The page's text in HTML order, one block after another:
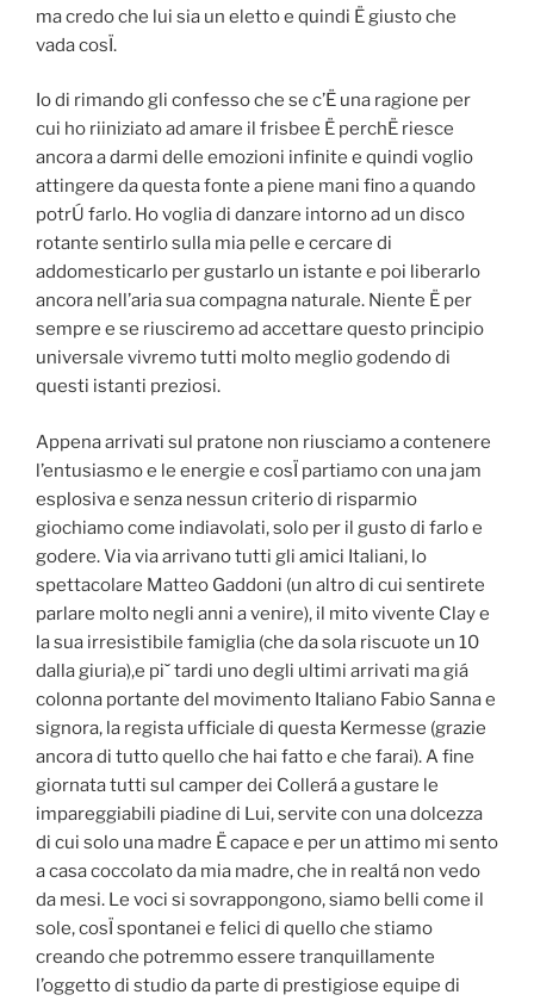
ma credo che lui sia un eletto e quindi Ë giusto che
vada cosÏ.
Io di rimando gli confesso che se c’Ë una ragione per
cui ho riiniziato ad amare il frisbee Ë perchË riesce
ancora a darmi delle emozioni infinite e quindi voglio
attingere da questa fonte a piene mani fino a quando
potrÚ farlo. Ho voglia di danzare intorno ad un disco
rotante sentirlo sulla mia pelle e cercare di
addomesticarlo per gustarlo un istante e poi liberarlo
ancora nell’aria sua compagna naturale. Niente Ë per
sempre e se riusciremo ad accettare questo principio
universale vivremo tutti molto meglio godendo di
questi istanti preziosi.
Appena arrivati sul pratone non riusciamo a contenere
l’entusiasmo e le energie e cosÏ partiamo con una jam
esplosiva e senza nessun criterio di risparmio
giochiamo come indiavolati, solo per il gusto di farlo e
godere. Via via arrivano tutti gli amici Italiani, lo
spettacolare Matteo Gaddoni (un altro di cui sentirete
parlare molto negli anni a venire), il mito vivente Clay e
la sua irresistibile famiglia (che da sola riscuote un 10
dalla giuria),e pi˘ tardi uno degli ultimi arrivati ma giá
colonna portante del movimento Italiano Fabio Sanna e
signora, la regista ufficiale di questa Kermesse (grazie
ancora di tutto quello che hai fatto e che farai). A fine
giornata tutti sul camper dei Collerá a gustare le
impareggiabili piadine di Lui, servite con una dolcezza
di cui solo una madre Ë capace e per un attimo mi sento
a casa coccolato da mia madre, che in realtá non vedo
da mesi. Le voci si sovrappongono, siamo belli come il
sole, cosÏ spontanei e felici di quello che stiamo
creando che potremmo essere tranquillamente
l’oggetto di studio da parte di prestigiose equipe di